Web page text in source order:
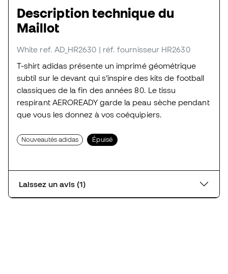
Description technique du
Maillot
White ref. AD_HR2630 | réf. fournisseur HR2630
T-shirt adidas présente un imprimé géométrique
subtil sur le devant qui s’inspire des kits de football
classiques de la fin des années 80. Le tissu
respirant AEROREADY garde la peau sèche pendant
que vous les donnez à vos coéquipiers.
Nouveautés adidas Épuisé
Laissez un avis (1)